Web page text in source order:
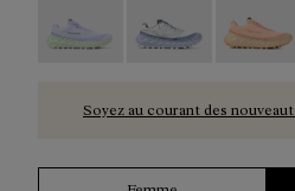
Soyez au courant des